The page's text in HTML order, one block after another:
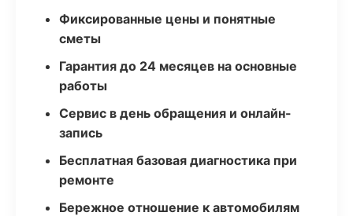
Фиксированные цены и понятные
сметы
Гарантия до 24 месяцев на основные
работы
Сервис в день обращения и онлайн-
запись
Бесплатная базовая диагностика при
ремонте
Бережное отношение к автомобилям